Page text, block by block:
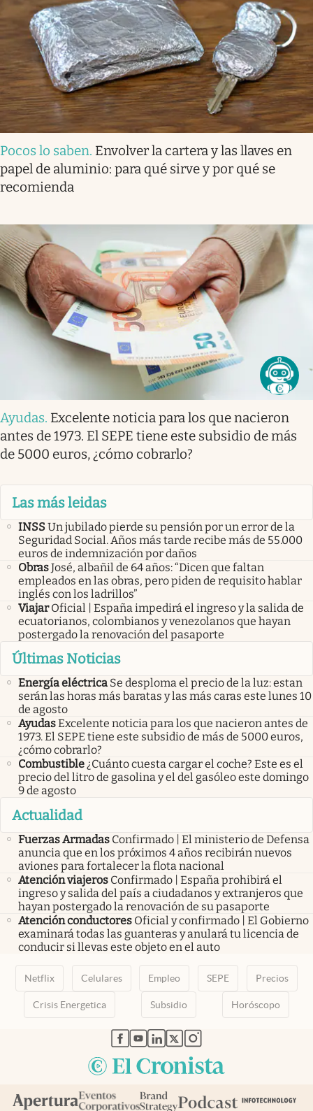
Pocos lo saben. Envolver la cartera y las llaves en
papel de aluminio: para qué sirve y por qué se
recomienda
Ayudas. Excelente noticia para los que nacieron
antes de 1973. El SEPE tiene este subsidio de más
de 5000 euros, ¿cómo cobrarlo?
Las más leidas
INSSUn jubilado pierde su pensión por un error de la
Seguridad Social. Años más tarde recibe más de 55.000
euros de indemnización por daños
ObrasJosé, albañil de 64 años: “Dicen que faltan
empleados en las obras, pero piden de requisito hablar
inglés con los ladrillos”
Viajar Oficial | España impedirá el ingreso y la salida de
ecuatorianos, colombianos y venezolanos que hayan
postergado la renovación del pasaporte
Últimas Noticias
Energía eléctrica Se desploma el precio de la luz: estan
serán las horas más baratas y las más caras este lunes 10
de agosto
AyudasExcelente noticia para los que nacieron antes de
1973. El SEPE tiene este subsidio de más de 5000 euros,
¿cómo cobrarlo?
Combustible¿Cuánto cuesta cargar el coche? Este es el
precio del litro de gasolina y el del gasóleo este domingo
9 de agosto
Actualidad
Fuerzas Armadas Confirmado | El ministerio de Defensa
anuncia que en los próximos 4 años recibirán nuevos
aviones para fortalecer la flota nacional
Atención viajeros Confirmado | España prohibirá el
ingreso y salida del país a ciudadanos y extranjeros que
hayan postergado la renovación de su pasaporte
Atención conductores Oficial y confirmado | El Gobierno
examinará todas las guanteras y anulará tu licencia de
conducir si llevas este objeto en el auto
Netflix Celulares Empleo SEPE Precios
Crisis Energetica Subsidio Horóscopo
abre en nueva pestaña
abre en nueva pestaña
abre en nueva pestaña
abre en nueva pestaña
abre en nueva pestaña